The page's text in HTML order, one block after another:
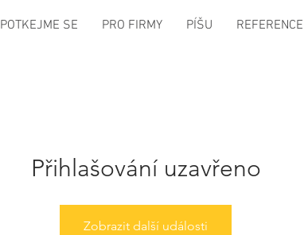
POTKEJME SE PRO FIRMY PÍŠU REFERENCE
Přihlašování uzavřeno
Zobrazit další události